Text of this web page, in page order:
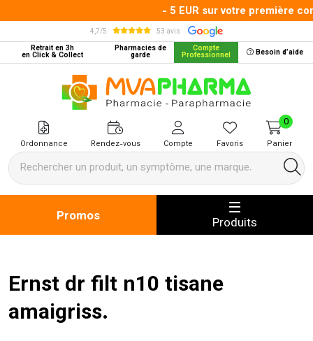
- 5 EUR sur votre première
4,7/5
53 avis
Retrait en 3h
en Click & Collect
Pharmacies de
garde
Compte
Professionnel Besoin d’aide
MVA Pharma Votre pharmacie
Ordonnance Rendez-vous Compte Favoris Panier
0
Promos Produits
Ernst dr filt n10 tisane
amaigriss.